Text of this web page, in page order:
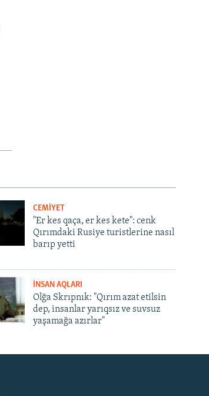
CEMİYET
"Er kes qaça, er kes kete": cenk
Qırımdaki Rusiye turistlerine nasıl
barıp yetti
İNSAN AQLARI
Olğa Skrıpnık: "Qırım azat etilsin
dep, insanlar yarıqsız ve suvsuz
yaşamağa azırlar"